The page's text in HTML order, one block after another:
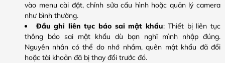
vào menu cài đặt, chỉnh sửa cấu hình hoặc quản lý camera
như bình thường.
Đầu ghi liên tục báo sai mật khẩu: Thiết bị liên tục
thông báo sai mật khẩu dù bạn nghĩ mình nhập đúng.
Nguyên nhân có thể do nhớ nhầm, quên mật khẩu đã đổi
hoặc tài khoản đã bị thay đổi trước đó.